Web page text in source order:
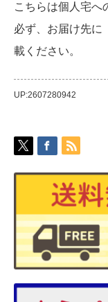
こちらは個人宅へ
必ず、お届け先に
載ください。
UP:2607280942